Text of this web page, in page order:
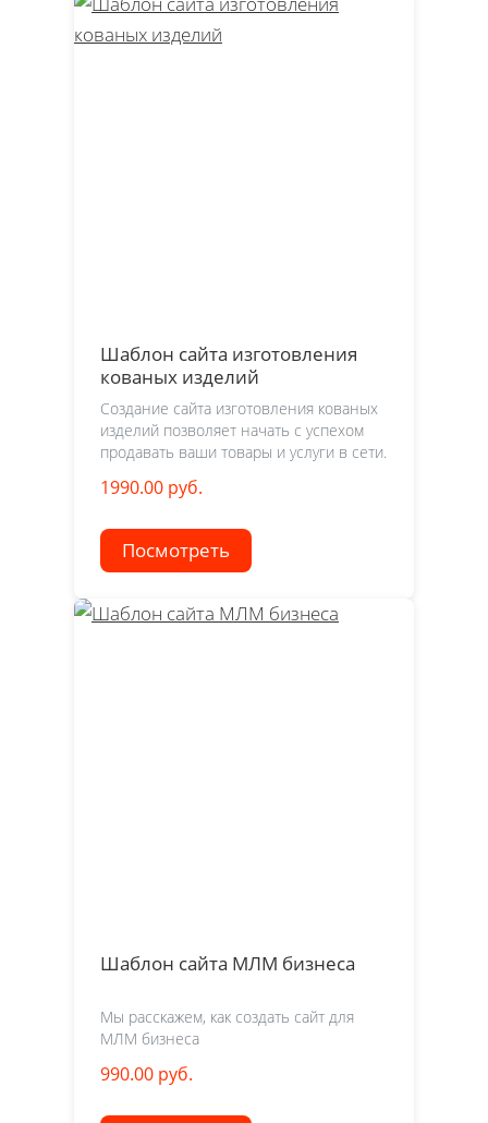
Шаблон сайта изготовления
кованых изделий
Создание сайта изготовления кованых
изделий позволяет начать с успехом
продавать ваши товары и услуги в сети.
1990.00 руб.
Посмотреть
Шаблон сайта МЛМ бизнеса
Мы расскажем, как создать сайт для
МЛМ бизнеса
990.00 руб.